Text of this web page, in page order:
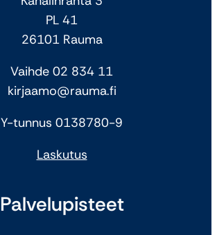
PL 41
26101 Rauma
Vaihde 02 834 11
kirjaamo@rauma.fi
Y-tunnus 0138780-9
Laskutus
Palvelupisteet